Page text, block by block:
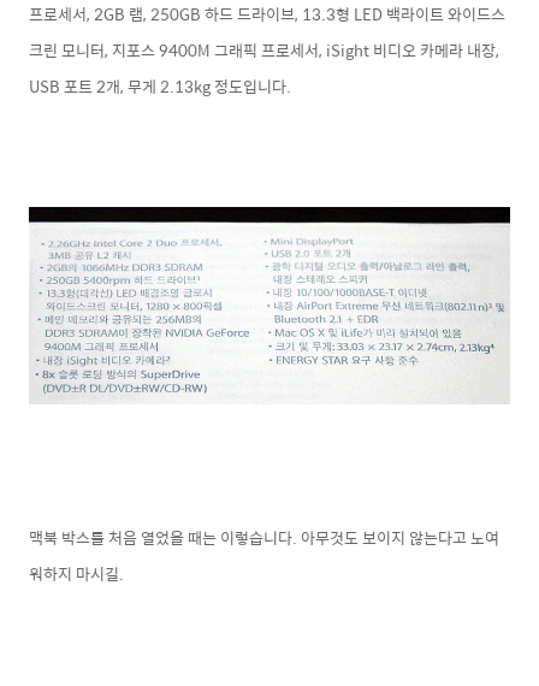
프로세서, 2GB 램, 250GB 하드 드라이브, 13.3형 LED 백라이트 와이드스
크린 모니터, 지포스 9400M 그래픽 프로세서, iSight 비디오 카메라 내장,
USB 포트 2개, 무게 2.13kg 정도입니다.
맥북 박스를 처음 열었을 때는 이렇습니다. 아무것도 보이지 않는다고 노여
워하지 마시길.